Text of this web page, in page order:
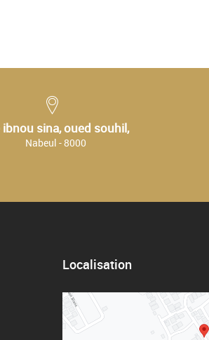
ibnou sina, oued souhil,
Nabeul - 8000
Localisation